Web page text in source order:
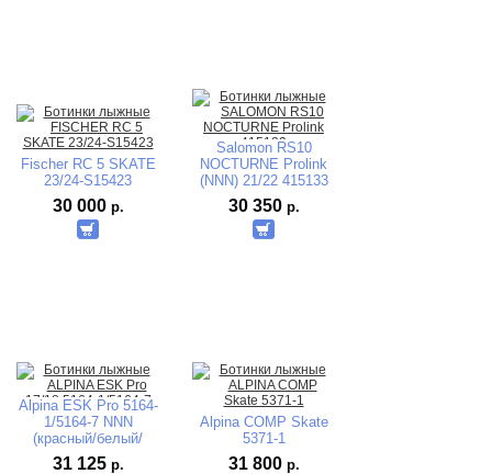
Fischer RC 5 SKATE
23/24-S15423
30 000 р.
Salomon RS10
NOCTURNE Prolink
(NNN) 21/22 415133
30 350 р.
Alpina ESK Pro 5164-
1/5164-7 NNN
(красный/белый/
черный) 2018-2019
31 125 р.
Alpina COMP Skate
5371-1
31 800 р.